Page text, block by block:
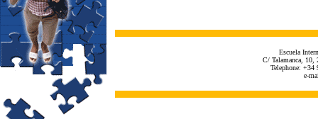
Escuela
C/ Talamanca, 10,
Telephone:
e-